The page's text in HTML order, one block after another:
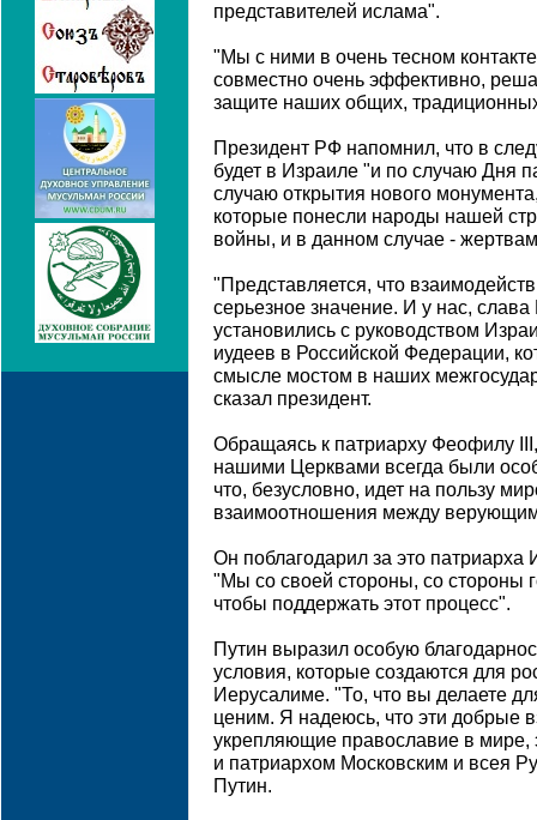
представителей ислама".
"Мы с ними в очень тесном
совместно очень эффективно,
защите наших общих,
Президент РФ напомнил, что в
будет в Израиле "и по случаю Дня
случаю открытия нового
которые понесли народы нашей
войны, и в данном случае -
"Представляется, что
серьезное значение. И у нас,
установились с руководством
иудеев в Российской Федерации,
смысле мостом в наших
сказал президент.
Обращаясь к патриарху Феофилу
нашими Церквами всегда были
что, безусловно, идет на пользу
взаимоотношения между
Он поблагодарил за это
"Мы со своей стороны, со стороны
чтобы поддержать этот процесс".
Путин выразил особую
условия, которые создаются для
Иерусалиме. "То, что вы делаете
ценим. Я надеюсь, что эти добрые
укрепляющие православие в мире,
и патриархом Московским и всея
Путин.